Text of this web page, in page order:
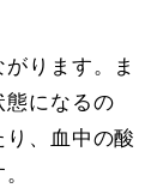
ります。ま
態になるの
、血中の酸